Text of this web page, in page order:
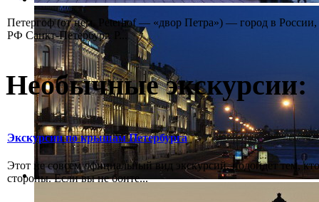
Петергоф (от нем. Peterhof — «двор Петра») — город в России,
РФ Санкт-Петербург. Р...
Необычные экскурсии:
Экскурсии по крышам Петербурга
Этот не совсем официальный вид экскурсий, подойдет тем,
стороны. Если вы не боите...